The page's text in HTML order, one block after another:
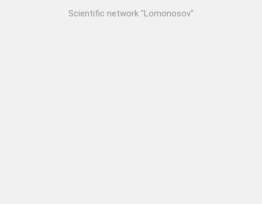
Scientific network "Lomonosov"